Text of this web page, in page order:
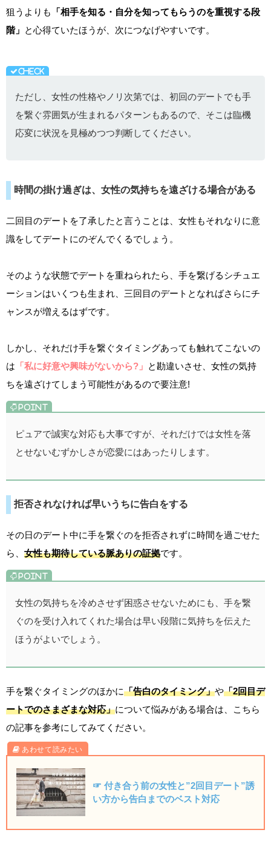
狙うよりも
「相手を知る・自分を知ってもらうのを重視する段
階」 と心得ていたほうが、次につなげやすいです。
ただし、女性の性格やノリ次第では、初回のデートでも手
を繋ぐ雰囲気が生まれるパターンもあるので、そこは臨機
応変に状況を見極めつつ判断してください。
時間の掛け過ぎは、女性の気持ちを遠ざける場合がある
二回目のデートを了承したと言うことは、女性もそれなりに意
識をしてデートにのぞんでくるでしょう。
そのような状態でデートを重ねられたら、手を繋げるシチュエ
ーションはいくつも生まれ、三回目のデートとなればさらにチ
ャンスが増えるはずです。
しかし、それだけ手を繋ぐタイミングあっても触れてこないの
は 「私に好意や興味がないから?」 と勘違いさせ、女性の気持
ちを遠ざけてしまう可能性があるので要注意!
ピュアで誠実な対応も大事ですが、それだけでは女性を落
とせないむずかしさが恋愛にはあったりします。
拒否されなければ早いうちに告白をする
その日のデート中に手を繋ぐのを拒否されずに時間を過ごせた
ら、 女性も期待している脈ありの証拠です。
女性の気持ちを冷めさせず困惑させないためにも、手を繋
ぐのを受け入れてくれた場合は早い段階に気持ちを伝えた
ほうがよいでしょう。
手を繋ぐタイミングのほかに「告白のタイミング」や「2回目デ
ートでのさまざまな対応」について悩みがある場合は、こちら
の記事を参考にしてみてください。
☞ 付き合う前の女性と”2回目デート”誘
い方から告白までのベスト対応